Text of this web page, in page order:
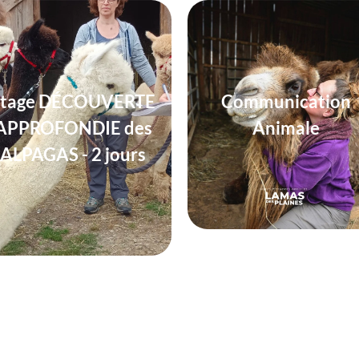
DÉCOUVERTE
des
ALPAGAS - 2 jours
Communication
Animale